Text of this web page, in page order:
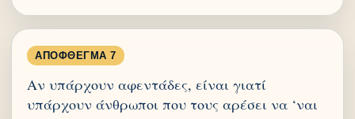
ΑΠΌΦΘΕΓΜΑ 7
Αν υπάρχουν αφεντάδες, είναι γιατί
υπάρχουν άνθρωποι που τους αρέσει να ‘ναι